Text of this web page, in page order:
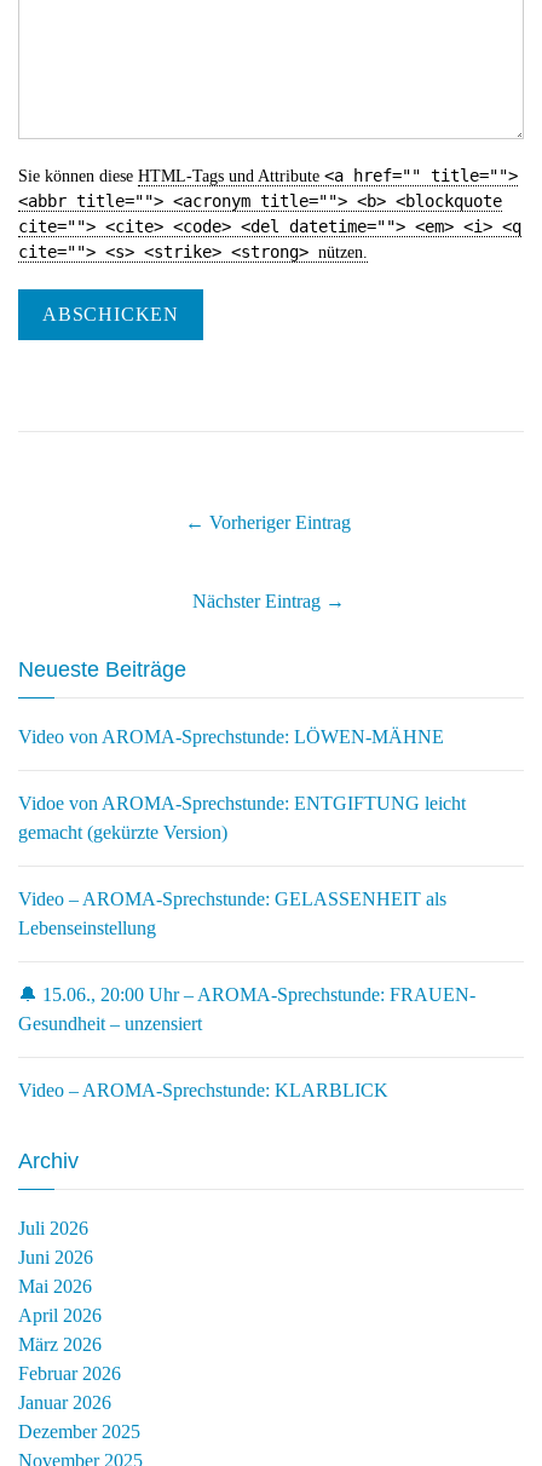
Sie können diese HTML-Tags und Attribute <a href="" title="">
<abbr title=""> <acronym title=""> <b> <blockquote
cite=""> <cite> <code> <del datetime=""> <em> <i> <q
cite=""> <s> <strike> <strong> nützen.
ABSCHICKEN
← Vorheriger Eintrag
Nächster Eintrag →
Neueste Beiträge
Video von AROMA-Sprechstunde: LÖWEN-MÄHNE
Vidoe von AROMA-Sprechstunde: ENTGIFTUNG leicht
gemacht (gekürzte Version)
Video – AROMA-Sprechstunde: GELASSENHEIT als
Lebenseinstellung
🔔 15.06., 20:00 Uhr – AROMA-Sprechstunde: FRAUEN-
Gesundheit – unzensiert
Video – AROMA-Sprechstunde: KLARBLICK
Archiv
Juli 2026
Juni 2026
Mai 2026
April 2026
März 2026
Februar 2026
Januar 2026
Dezember 2025
November 2025